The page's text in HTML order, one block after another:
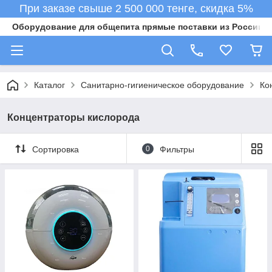
При заказе свыше 2 500 000 тенге, скидка 5%
Оборудование для общепита прямые поставки из России в
Каталог Санитарно-гигиеническое оборудование
Концентраторы кислорода
Сортировка 0 Фильтры